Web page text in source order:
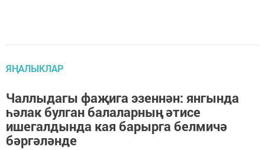
ЯҢАЛЫКЛАР
Чаллыдагы фаҗига эзеннән: янгында
һәлак булган балаларның әтисе
ишегалдында кая барырга белмичә
бәргәләнде